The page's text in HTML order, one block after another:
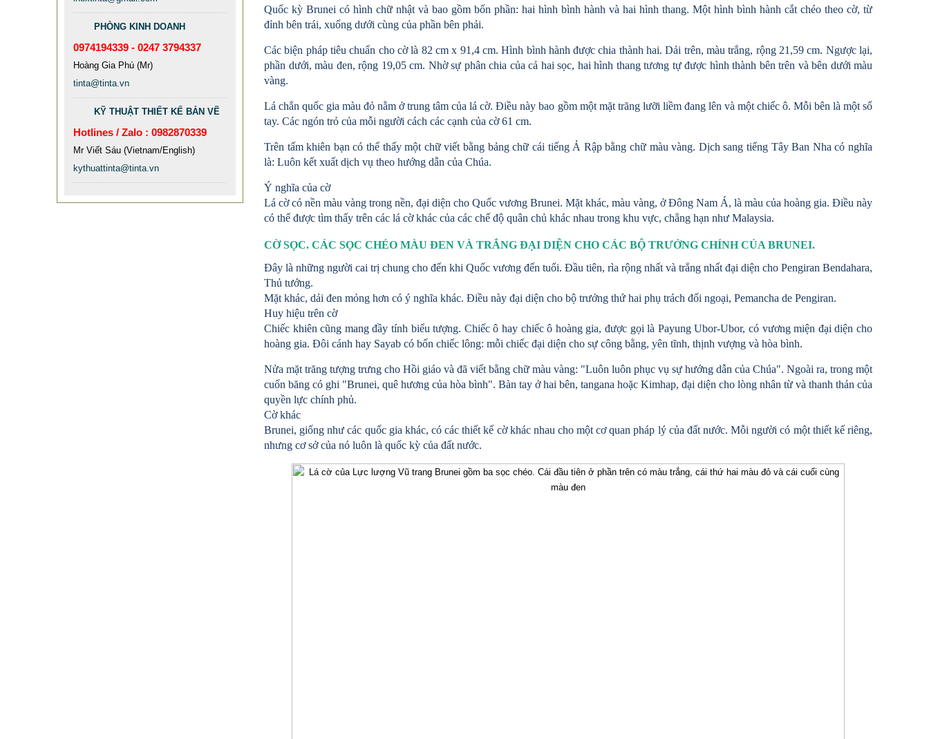
Quốc kỳ Brunei có hình chữ nhật và bao gồm bốn phần: hai hình bình hành và hai hình thang. Một hình bình hành cắt chéo theo cờ, từ
đỉnh bên trái, xuống dưới cùng của phần bên phải.
Các biện pháp tiêu chuẩn cho cờ là 82 cm x 91,4 cm. Hình bình hành được chia thành hai. Dải trên, màu trắng, rộng 21,59 cm. Ngược lại,
phần dưới, màu đen, rộng 19,05 cm. Nhờ sự phân chia của cả hai sọc, hai hình thang tương tự được hình thành bên trên và bên dưới màu
vàng.
Lá chắn quốc gia màu đỏ nằm ở trung tâm của lá cờ. Điều này bao gồm một mặt trăng lưỡi liềm đang lên và một chiếc ô. Mỗi bên là một số
tay. Các ngón trỏ của mỗi người cách các cạnh của cờ 61 cm.
Trên tấm khiên bạn có thể thấy một chữ viết bằng bảng chữ cái tiếng Ả Rập bằng chữ màu vàng. Dịch sang tiếng Tây Ban Nha có nghĩa
là: Luôn kết xuất dịch vụ theo hướng dẫn của Chúa.
Ý nghĩa của cờ
Lá cờ có nền màu vàng trong nền, đại diện cho Quốc vương Brunei. Mặt khác, màu vàng, ở Đông Nam Á, là màu của hoàng gia. Điều này
có thể được tìm thấy trên các lá cờ khác của các chế độ quân chủ khác nhau trong khu vực, chẳng hạn như Malaysia.
CỜ SỌC. CÁC SỌC CHÉO MÀU ĐEN VÀ TRẮNG ĐẠI DIỆN CHO CÁC BỘ TRƯỞNG CHÍNH CỦA BRUNEI.
Đây là những người cai trị chung cho đến khi Quốc vương đến tuổi. Đầu tiên, rìa rộng nhất và trắng nhất đại diện cho Pengiran Bendahara,
Thủ tướng.
Mặt khác, dải đen mỏng hơn có ý nghĩa khác. Điều này đại diện cho bộ trưởng thứ hai phụ trách đối ngoại, Pemancha de Pengiran.
Huy hiệu trên cờ
Chiếc khiên cũng mang đầy tính biểu tượng. Chiếc ô hay chiếc ô hoàng gia, được gọi là Payung Ubor-Ubor, có vương miện đại diện cho
hoàng gia. Đôi cánh hay Sayab có bốn chiếc lông: mỗi chiếc đại diện cho sự công bằng, yên tĩnh, thịnh vượng và hòa bình.
Nửa mặt trăng tượng trưng cho Hồi giáo và đã viết bằng chữ màu vàng: "Luôn luôn phục vụ sự hướng dẫn của Chúa". Ngoài ra, trong một
cuốn băng có ghi "Brunei, quê hương của hòa bình". Bàn tay ở hai bên, tangana hoặc Kimhap, đại diện cho lòng nhân từ và thanh thản của
quyền lực chính phủ.
Cờ khác
Brunei, giống như các quốc gia khác, có các thiết kế cờ khác nhau cho một cơ quan pháp lý của đất nước. Mỗi người có một thiết kế riêng,
nhưng cơ sở của nó luôn là quốc kỳ của đất nước.
MẪU XE ĐẨY INOX ĐẸP GIÁ RẺ -
XE ĐẨY HÀNH LÝ SÂN BAY TẠI
TPHCM THƯƠNG HIỆU TINTA
9.577.900 VNĐ9.757.900 VNĐ
PHÒNG KINH DOANH
0974194339 - 0247 3794337
Hoàng Gia Phú (Mr)
tinta@tinta.vn
KỸ THUẬT THIẾT KẾ BẢN VẼ
Hotlines / Zalo : 0982870339
Mr Viết Sáu (Vietnam/English)
kythuattinta@tinta.vn